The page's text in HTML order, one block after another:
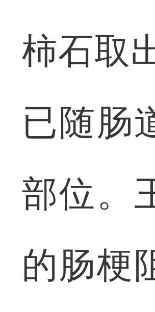
柿石取
已随肠
部位。
的肠梗